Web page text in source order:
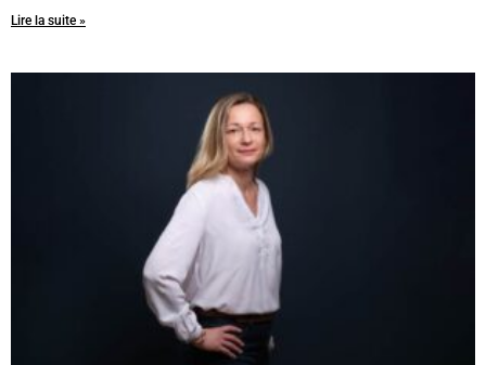
Lire la suite »